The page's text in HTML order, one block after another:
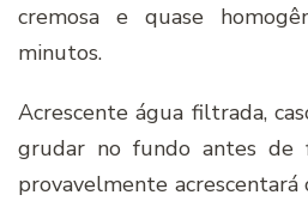
cremosa e quase
minutos.
Acrescente água filtrada,
grudar no fundo antes de
provavelmente acrescentará